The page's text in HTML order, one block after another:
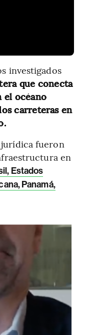
investigados
que conecta
el océano
carreteras en
fueron
en
Estados
Panamá,